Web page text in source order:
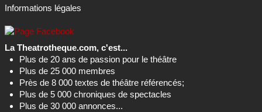
Informations légales
La Theatrotheque.com, c'est...
Plus de 20 ans de passion pour le théâtre
Plus de 25 000 membres
Près de 8 000 textes de théâtre référencés;
Plus de 5 000 chroniques de spectacles
Plus de 30 000 annonces...